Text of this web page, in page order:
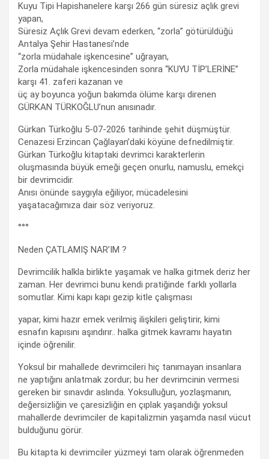
Kuyu Tipi Hapishanelere karşı 266 gün süresiz açlık grevi
yapan,
Süresiz Açlık Grevi devam ederken, “zorla” götürüldüğü
Antalya Şehir Hastanesi’nde
“zorla müdahale işkencesine” uğrayan,
Zorla müdahale işkencesinden sonra “KUYU TİP’LERİNE”
karşı 41. zaferi kazanan ve
üç ay boyunca yoğun bakımda ölüme karşı direnen
GÜRKAN TÜRKOĞLU’nun anısınadır.
Gürkan Türkoğlu 5-07-2026 tarihinde şehit düşmüştür.
Cenazesi Erzincan Çağlayan’daki köyüne defnedilmiştir.
Gürkan Türkoğlu kitaptaki devrimci karakterlerin
oluşmasında büyük emeği geçen onurlu, namuslu, emekçi
bir devrimcidir.
Anısı önünde saygıyla eğiliyor, mücadelesini
yaşatacağımıza dair söz veriyoruz.
°°°
Neden ÇATLAMIŞ NAR’IM ?
Devrimcilik halkla birlikte yaşamak ve halka gitmek deriz her
zaman. Her devrimci bunu kendi pratiğinde farklı yollarla
somutlar. Kimi kapı kapı gezip kitle çalışması
yapar, kimi hazır emek verilmiş ilişkileri geliştirir, kimi
esnafın kapısını aşındırır.. halka gitmek kavramı hayatın
içinde öğrenilir.
Yoksul bir mahallede devrimcileri hiç tanımayan insanlara
ne yaptığını anlatmak zordur; bu her devrimcinin vermesi
gereken bir sınavdır aslında. Yoksulluğun, yozlaşmanın,
değersizliğin ve çaresizliğin en çıplak yaşandığı yoksul
mahallerde devrimciler de kapitalizmin yaşamda nasıl vücut
bulduğunu görür.
Bu kitapta ki devrimciler yüzmeyi tam olarak öğrenmeden